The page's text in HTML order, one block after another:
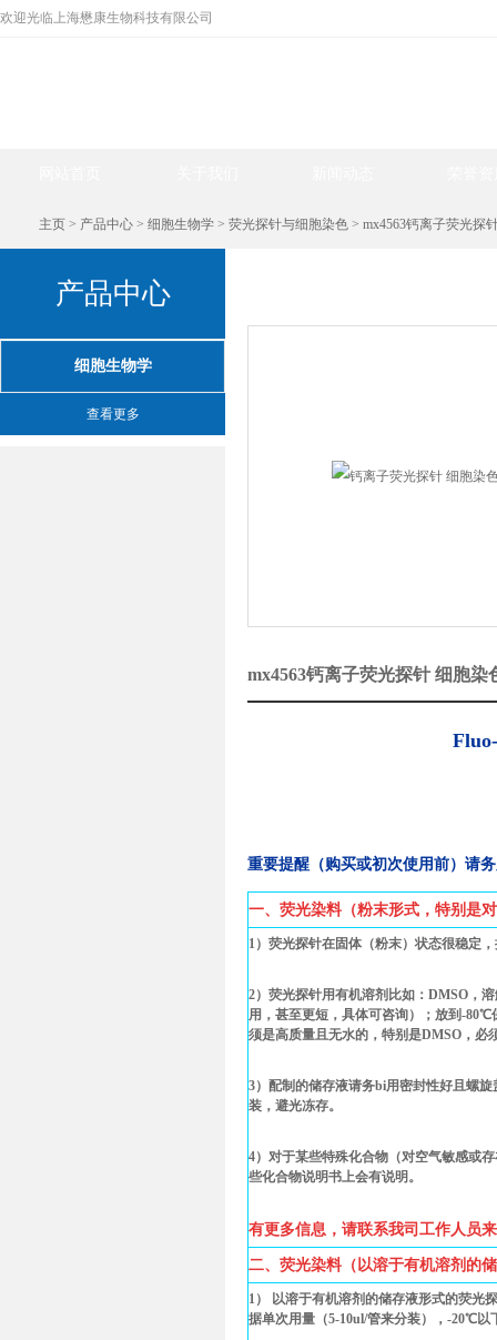
欢迎光临上海懋康生物科技有限公司
主页 > 产品中心 > 细胞生物学 > 荧光探针与细胞染色 > mx4563钙离子荧光探
产品中心
细胞生物学
查看更多
mx4563钙离子荧光探针 细胞染
重要提醒（购买或初次使用前）请
一、荧光染料（粉末形式，特别是
1）荧光探针在固体（粉末）状态很稳定
2）荧光探针用有机溶剂比如：DMSO，
用，甚至更短，具体可咨询）；放到-
须是高质量且无水的，特别是DMSO，必
3）配制的储存液请务bi用密封性好且螺
装，避光冻存。
4）对于某些特殊化合物（对空气敏感或
些化合物说明书上会有说明。
有更多信息，请联系我司工作人员
二、荧光染料（以溶于有机溶剂的
1） 以溶于有机溶剂的储存液形式的荧光
据单次用量（5-10ul/管来分装），-20℃